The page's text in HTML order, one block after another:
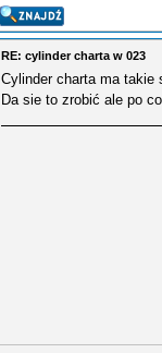
RE: cylinder charta w 023
Cylinder charta ma takie
Da sie to zrobić ale po